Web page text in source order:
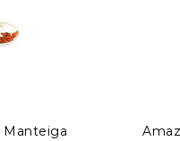
Manteiga